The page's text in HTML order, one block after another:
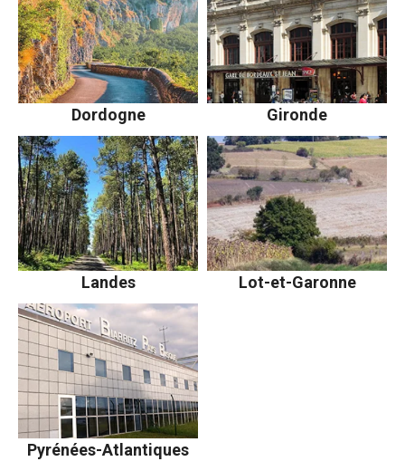
Dordogne Gironde
Landes Lot-et-Garonne
Pyrénées-Atlantiques